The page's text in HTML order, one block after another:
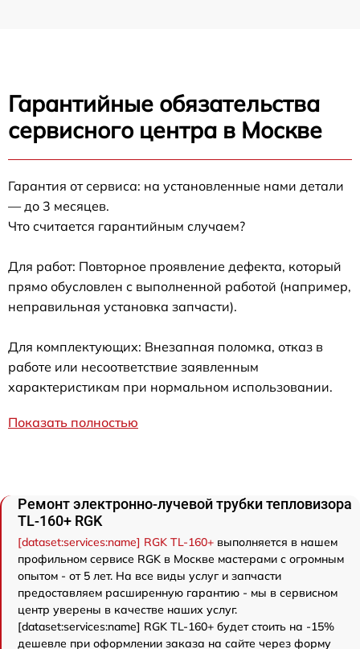
Гарантийные обязательства
сервисного центра в Москве
Гарантия от сервиса: на установленные нами детали
— до 3 месяцев.
Что считается гарантийным случаем?
Для работ: Повторное проявление дефекта, который
прямо обусловлен с выполненной работой (например,
неправильная установка запчасти).
Для комплектующих: Внезапная поломка, отказ в
работе или несоответствие заявленным
характеристикам при нормальном использовании.
Показать полностью
Ремонт электронно-лучевой трубки тепловизора
TL-160+ RGK
[dataset:services:name] RGK TL-160+ выполняется в нашем
профильном сервисе RGK в Москве мастерами с огромным
опытом - от 5 лет. На все виды услуг и запчасти
предоставляем расширенную гарантию - мы в сервисном
центр уверены в качестве наших услуг.
[dataset:services:name] RGK TL-160+ будет стоить на -15%
дешевле при оформлении заказа на сайте через форму